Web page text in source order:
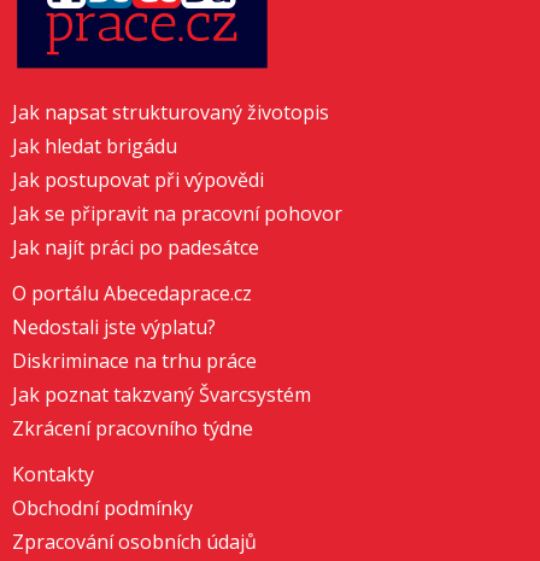
Jak napsat strukturovaný životopis
Jak hledat brigádu
Jak postupovat při výpovědi
Jak se připravit na pracovní pohovor
Jak najít práci po padesátce
O portálu Abecedaprace.cz
Nedostali jste výplatu?
Diskriminace na trhu práce
Jak poznat takzvaný Švarcsystém
Zkrácení pracovního týdne
Kontakty
Obchodní podmínky
Zpracování osobních údajů